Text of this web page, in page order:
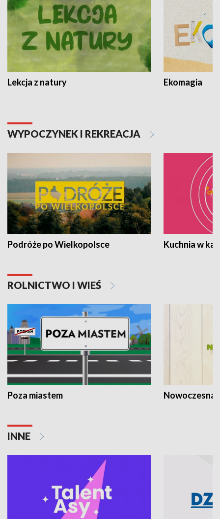
Lekcja z natury Ekomagia
WYPOCZYNEK I REKREACJA
Podróże po Wielkopolsce Kuchnia w
ROLNICTWO I WIEŚ
Poza miastem Nowoczesna
INNE